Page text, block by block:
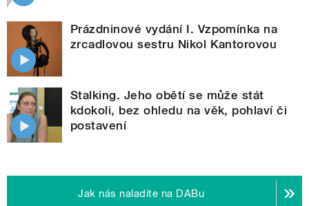
Prázdninové vydání I. Vzpomínka na
zrcadlovou sestru Nikol Kantorovou
Stalking. Jeho obětí se může stát
kdokoli, bez ohledu na věk, pohlaví či
postavení
Jak nás naladíte na DABu